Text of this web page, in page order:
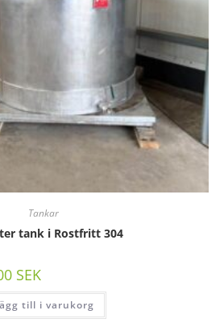
Tankar
tank i Rostfritt 304
SEK
till i varukorg